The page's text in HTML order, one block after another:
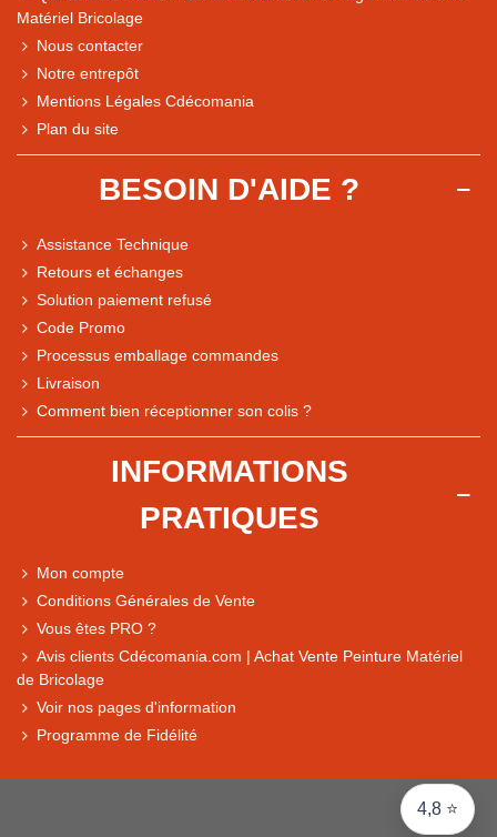
4,8 ⭐
Comparaison des performances du magasin
Matériel Bricolage
Nous contacter
Notre entrepôt
Mentions Légales Cdécomania
Plan du site
BESOIN D'AIDE ?
Assistance Technique
Retours et échanges
Solution paiement refusé
Code Promo
Processus emballage commandes
Livraison
Comment bien réceptionner son colis ?
INFORMATIONS
PRATIQUES
Mon compte
Conditions Générales de Vente
Vous êtes PRO ?
Avis clients Cdécomania.com | Achat Vente Peinture Matériel
de Bricolage
Voir nos pages d'information
Programme de Fidélité